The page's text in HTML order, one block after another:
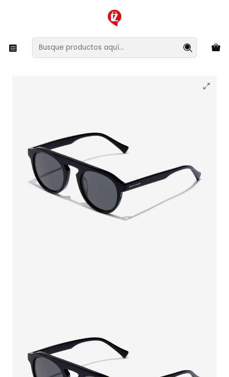
XMAS SALE ¡Compra antes de que la oferta termine!
Lentes y Accesorios Lentes de Sol
Lentes de Sol Hawkers Blast HBLA20BBX0